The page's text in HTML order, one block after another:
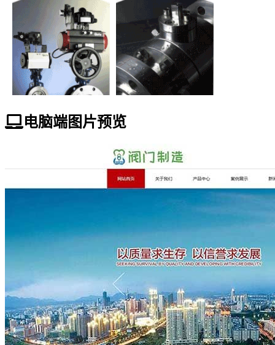
电脑端图片预览